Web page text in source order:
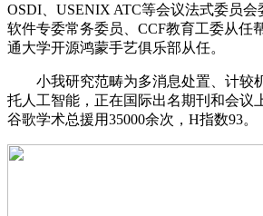
OSDI、USENIX ATC等会议法式委员会
软件专委常务委员、CCF教育工委从任
通大学开源鸿蒙手艺俱乐部从任。
小我研究范畴为多消息处置、计较
托人工智能，正在国际出名期刊和会议
谷歌学术总援用35000余次，H指数93。